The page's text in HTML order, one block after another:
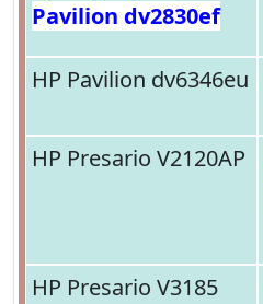
Pavilion dv2830ef
HP Pavilion dv6346eu
HP Presario V2120AP
HP Presario V3185